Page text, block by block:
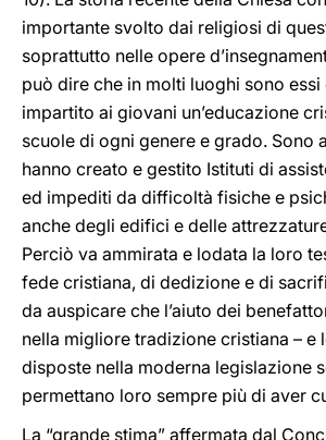
importante svolto dai religiosi di
soprattutto nelle opere
può dire che in molti luoghi sono essi
impartito ai giovani un’educazione
scuole di ogni genere e grado. Sono
hanno creato e gestito Istituti di
ed impediti da difficoltà fisiche e
anche degli edifici e delle
Perciò va ammirata e lodata la loro
fede cristiana, di dedizione e di
da auspicare che l’aiuto dei
nella migliore tradizione cristiana – e
disposte nella moderna legislazione
permettano loro sempre più di aver
La “grande stima” affermata dal